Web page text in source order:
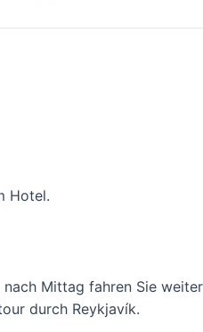
Hotel.
Mittag fahren Sie
durch Reykjavík.